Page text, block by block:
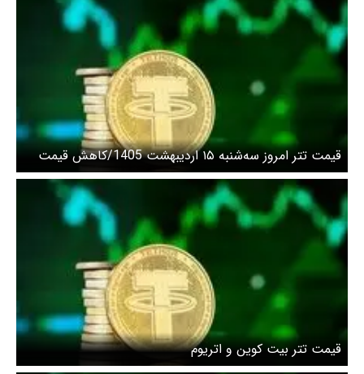
قیمت تتر امروز سه‌شنبه ۱۵ اردیبهشت 1405/کاهش قیمت
قیمت تتر بیت کوین و اتریوم